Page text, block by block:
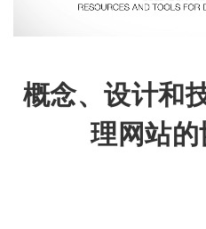
概念、设计
理网站